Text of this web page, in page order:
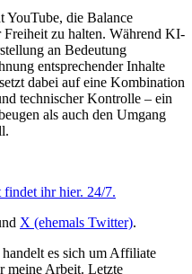
YouTube, die Balance
Freiheit zu halten. Während KI-
an Bedeutung
entsprechender Inhalte
dabei auf eine Kombination
technischer Kontrolle – ein
als auch den Umgang
findet ihr hier. 24/7.
X (ehemals Twitter).
es sich um Affiliate
meine Arbeit. Letzte